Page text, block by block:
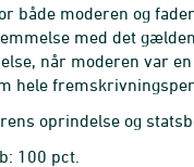
moderen og
med det
når moderen var
hele
oprindelse og
100 pct.